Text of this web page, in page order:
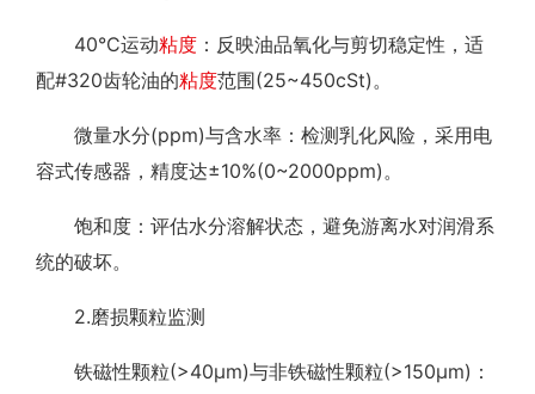
40°C运动粘度 ：反映油品氧化与剪切稳定性，适
配#320齿轮油的粘度范围(25~450cSt)。
微量水分(ppm)与含水率：检测乳化风险，采用电
容式传感器，精度达±10%(0~2000ppm)。
饱和度：评估水分溶解状态，避免游离水对润滑系
统的破坏。
2.磨损颗粒监测
铁磁性颗粒(>40μm)与非铁磁性颗粒(>150μm)：